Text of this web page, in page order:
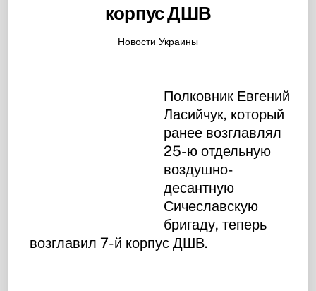
корпус ДШВ
Новости Украины
Полковник Евгений
Ласийчук, который
ранее возглавлял
25-ю отдельную
воздушно-
десантную
Сичеславскую
бригаду, теперь
возглавил 7-й корпус ДШВ.